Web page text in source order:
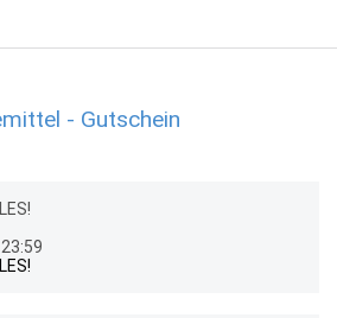
- Gutschein